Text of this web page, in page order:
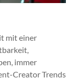
mit einer
immer
Creator Trends